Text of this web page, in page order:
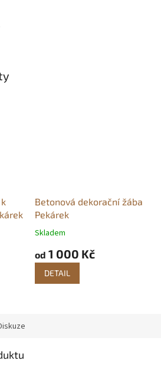
Betonová dekorační žába
Pekárek
Průměrné
produktu
Skladem
od 1 000 Kč
DETAIL